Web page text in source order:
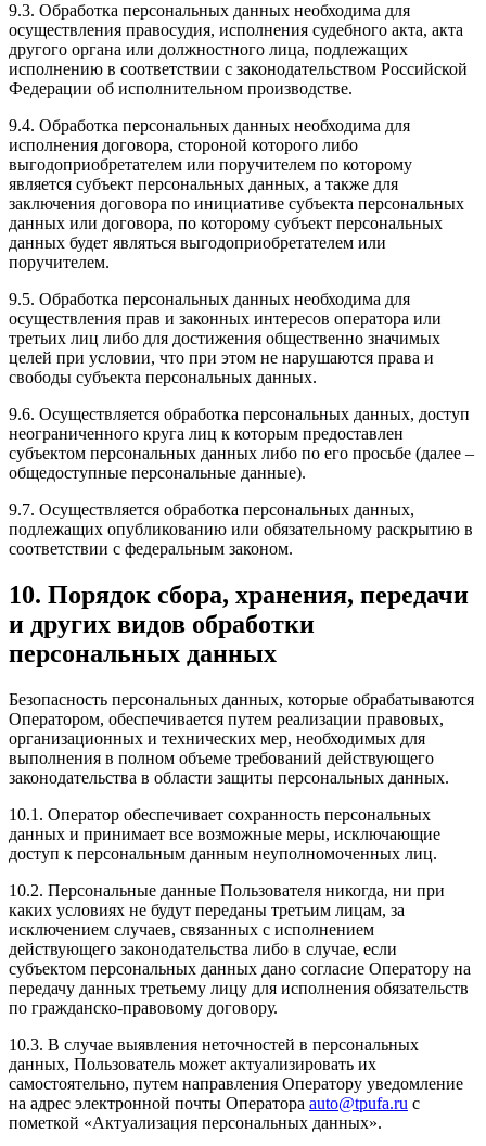
9.3. Обработка персональных данных необходима для
осуществления правосудия, исполнения судебного акта, акта
другого органа или должностного лица, подлежащих
исполнению в соответствии с законодательством Российской
Федерации об исполнительном производстве.
9.4. Обработка персональных данных необходима для
исполнения договора, стороной которого либо
выгодоприобретателем или поручителем по которому
является субъект персональных данных, а также для
заключения договора по инициативе субъекта персональных
данных или договора, по которому субъект персональных
данных будет являться выгодоприобретателем или
поручителем.
9.5. Обработка персональных данных необходима для
осуществления прав и законных интересов оператора или
третьих лиц либо для достижения общественно значимых
целей при условии, что при этом не нарушаются права и
свободы субъекта персональных данных.
9.6. Осуществляется обработка персональных данных, доступ
неограниченного круга лиц к которым предоставлен
субъектом персональных данных либо по его просьбе (далее –
общедоступные персональные данные).
9.7. Осуществляется обработка персональных данных,
подлежащих опубликованию или обязательному раскрытию в
соответствии с федеральным законом.
10. Порядок сбора, хранения, передачи
и других видов обработки
персональных данных
Безопасность персональных данных, которые обрабатываются
Оператором, обеспечивается путем реализации правовых,
организационных и технических мер, необходимых для
выполнения в полном объеме требований действующего
законодательства в области защиты персональных данных.
10.1. Оператор обеспечивает сохранность персональных
данных и принимает все возможные меры, исключающие
доступ к персональным данным неуполномоченных лиц.
10.2. Персональные данные Пользователя никогда, ни при
каких условиях не будут переданы третьим лицам, за
исключением случаев, связанных с исполнением
действующего законодательства либо в случае, если
субъектом персональных данных дано согласие Оператору на
передачу данных третьему лицу для исполнения обязательств
по гражданско-правовому договору.
10.3. В случае выявления неточностей в персональных
данных, Пользователь может актуализировать их
самостоятельно, путем направления Оператору уведомление
на адрес электронной почты Оператора auto@tpufa.ru с
пометкой «Актуализация персональных данных».